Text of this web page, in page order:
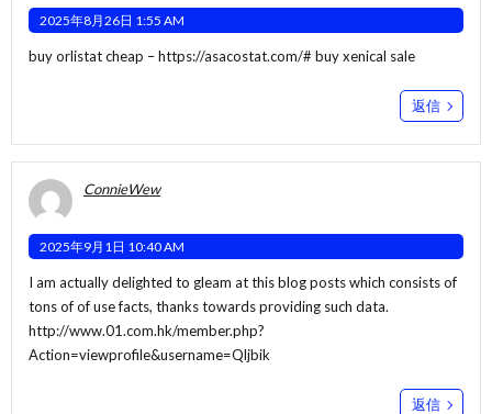
2025年8月26日 1:55 AM
buy orlistat cheap –https://asacostat.com/# buy xenical sale
返信
ConnieWew
2025年9月1日 10:40 AM
I am actually delighted to gleam at this blog posts which consists of
tons of of use facts, thanks towards providing such data.
http://www.01.com.hk/member.php?
Action=viewprofile&username=Qljbik
返信